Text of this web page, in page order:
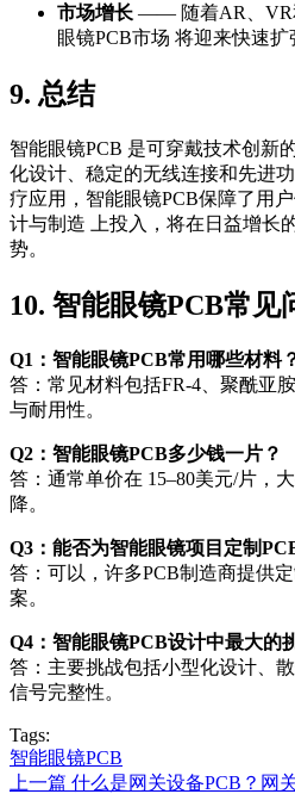
市场增长 —— 随着AR、VR
眼镜PCB市场 将迎来快速扩
9. 总结
智能眼镜PCB 是可穿戴技术创新
化设计、稳定的无线连接和先进
疗应用，智能眼镜PCB保障了用
计与制造 上投入，将在日益增长
势。
10. 智能眼镜PCB常见
Q1：智能眼镜PCB常用哪些材料
答：常见材料包括FR-4、聚酰亚
与耐用性。
Q2：智能眼镜PCB多少钱一片？
答：通常单价在 15–80美元/片，
降。
Q3：能否为智能眼镜项目定制
答：可以，许多PCB制造商提供
案。
Q4：智能眼镜PCB设计中最大的
答：主要挑战包括小型化设计、
信号完整性。
Tags:
智能眼镜PCB
上一篇 什么是网关设备PCB？网